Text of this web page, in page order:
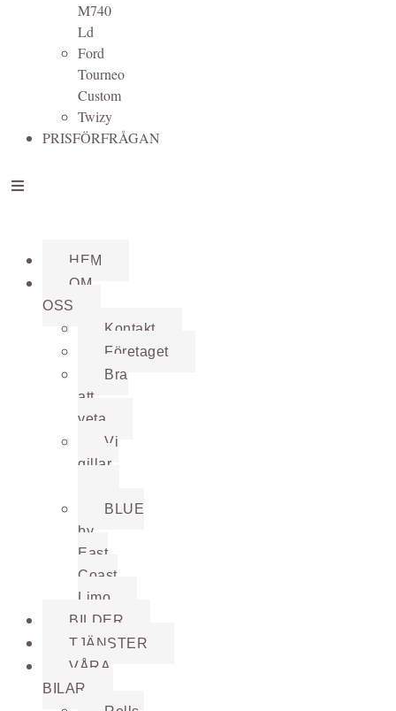
M740
Ld
Ford
Tourneo
Custom
Twizy
PRISFÖRFRÅGAN
HEM
OM
OSS
Kontakt
Företaget
Bra
att
veta
Vi
gillar
BLUE
by
East
Coast
Limo
BILDER
TJÄNSTER
VÅRA
BILAR